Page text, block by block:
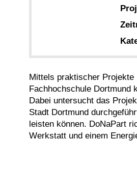
Mittels praktischer Projekte
Fachhochschule Dortmund
Dabei untersucht das
Stadt Dortmund
leisten können. DoNaPart
Werkstatt und einem